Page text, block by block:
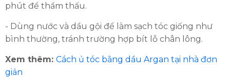
phút để thẩm thấu.
- Dùng nước và dầu gội để làm sạch tóc giống như
bình thường, tránh trường hợp bít lỗ chân lông.
Xem thêm: Cách ủ tóc bằng dầu Argan tại nhà đơn
giản